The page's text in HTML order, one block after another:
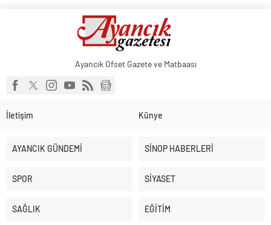
Ayancık Ofset Gazete ve Matbaası
İletişim Künye
AYANCIK GÜNDEMİ SİNOP HABERLERİ
SPOR SİYASET
SAĞLIK EĞİTİM